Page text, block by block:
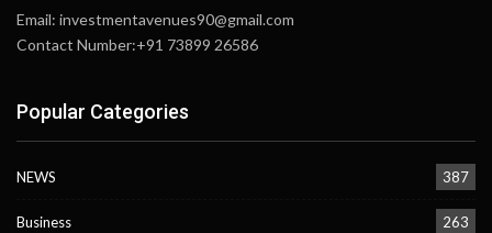
Email: investmentavenues90@gmail.com
Contact Number:+91 73899 26586
Popular Categories
NEWS 387
Business 263